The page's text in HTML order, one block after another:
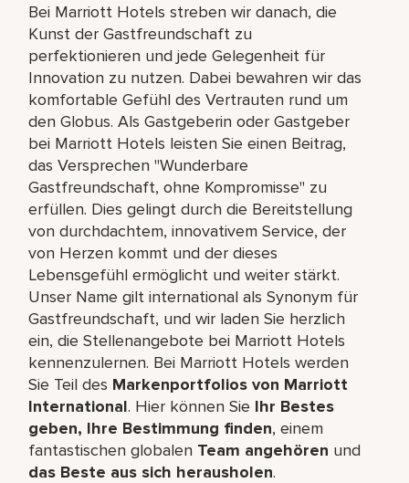
Bei Marriott Hotels streben wir danach, die
Kunst der Gastfreundschaft zu
perfektionieren und jede Gelegenheit für
Innovation zu nutzen. Dabei bewahren wir das
komfortable Gefühl des Vertrauten rund um
den Globus. Als Gastgeberin oder Gastgeber
bei Marriott Hotels leisten Sie einen Beitrag,
das Versprechen "Wunderbare
Gastfreundschaft, ohne Kompromisse" zu
erfüllen. Dies gelingt durch die Bereitstellung
von durchdachtem, innovativem Service, der
von Herzen kommt und der dieses
Lebensgefühl ermöglicht und weiter stärkt.
Unser Name gilt international als Synonym für
Gastfreundschaft, und wir laden Sie herzlich
ein, die Stellenangebote bei Marriott Hotels
kennenzulernen. Bei Marriott Hotels werden
Sie Teil des Markenportfolios von Marriott
International. Hier können Sie Ihr Bestes
geben, Ihre Bestimmung finden, einem
fantastischen globalen Team angehören und
das Beste aus sich herausholen.